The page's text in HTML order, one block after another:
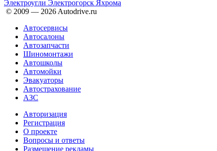
Электроугли Электрогорск Яхрома
© 2009 — 2026 Autodrive.ru
Автосервисы
Автосалоны
Автозапчасти
Шиномонтажи
Автошколы
Автомойки
Эвакуаторы
Автострахование
АЗС
Авторизация
Регистрация
О проекте
Вопросы и ответы
Размещение рекламы